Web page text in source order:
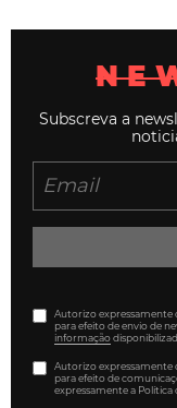
Subscreva a
Autorizo
para efeito de envio de
informação
Autorizo
para efeito de
expressamente a Política